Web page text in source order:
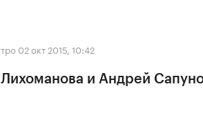
02 окт 2015, 10:42
Лихоманова и Андрей